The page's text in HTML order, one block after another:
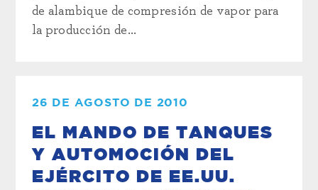
de alambique de compresión de vapor para
la producción de...
26 DE AGOSTO DE 2010
EL MANDO DE TANQUES
Y AUTOMOCIÓN DEL
EJÉRCITO DE EE.UU.